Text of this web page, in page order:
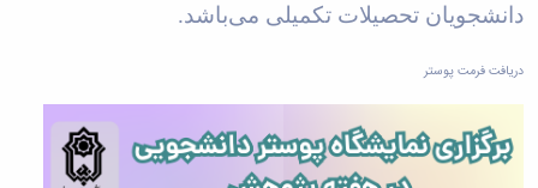
دانشجویان تحصیلات تکمیلی می‌باشد.
دریافت فرمت پوستر